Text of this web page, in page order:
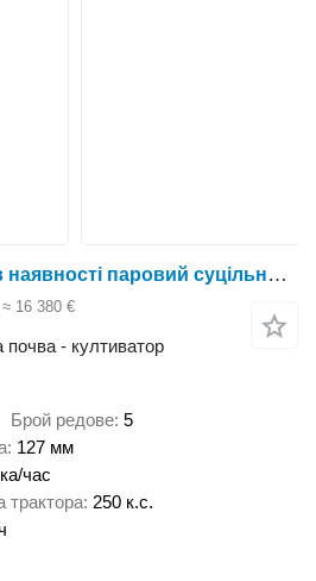
John Deere 980 11 м в наявності паровий суцільного обробітку передпосівний
≈ 16 380 €
почва - култиватор
Брой редове 5
127 мм
час
250 к.с.